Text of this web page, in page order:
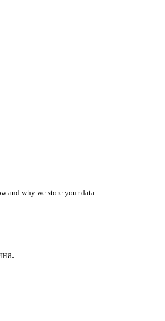
and why we store your data.